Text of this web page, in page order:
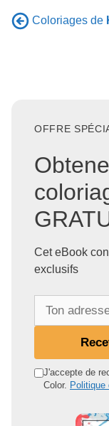
Coloriages de
OFFRE
Cet eBook
exclusifs
d J'accepte de
Color. Politique